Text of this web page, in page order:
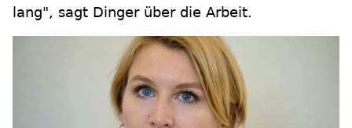
lang", sagt Dinger über die Arbeit.